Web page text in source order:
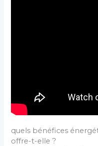
quels bénéfices
offre-t-elle ?